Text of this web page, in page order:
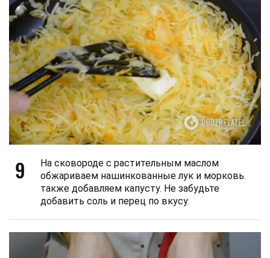
9
На сковороде с растительным маслом
обжариваем нашинкованные лук и морковь.
также добавляем капусту. Не забудьте
добавить соль и перец по вкусу.